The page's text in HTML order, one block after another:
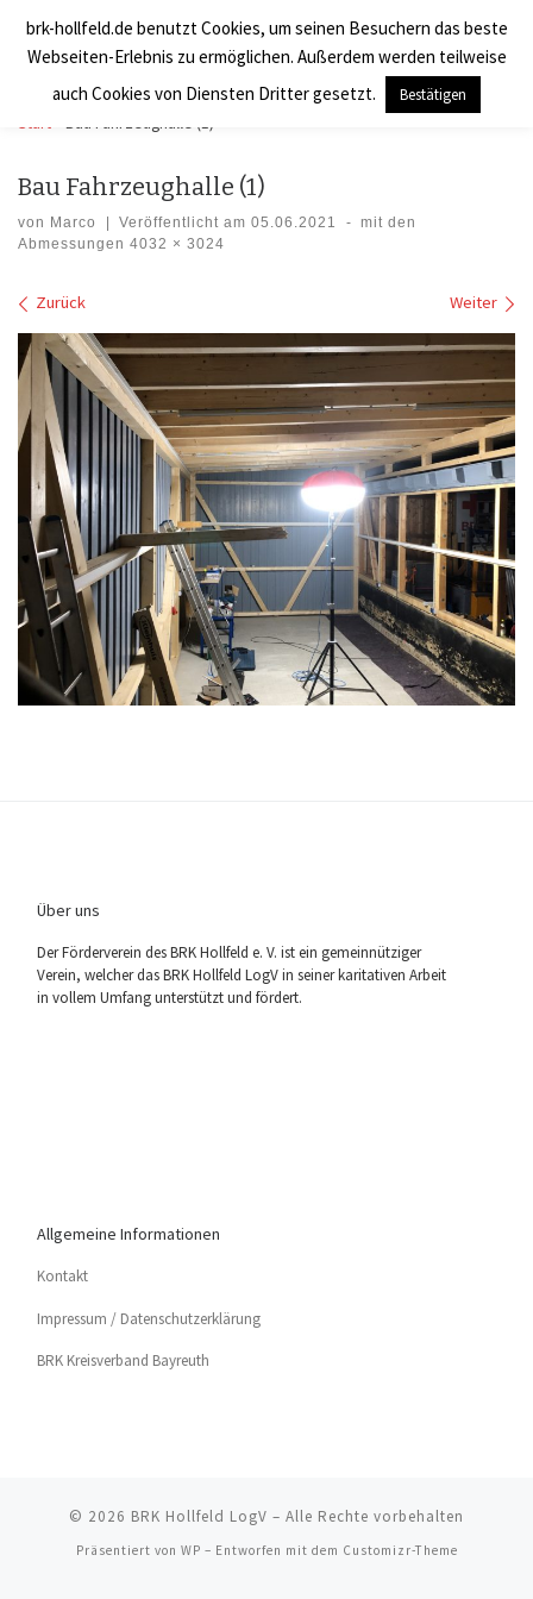
Zum Inhalt springen
BRK Hollfeld LogV
Search
Start Bau Fahrzeughalle (1)
Bau Fahrzeughalle (1)
von Marco Veröffentlicht am05.06.2021 - mit den
Abmessungen 4032 × 3024
Bilder Navigation
Zurück Weiter
Über uns
Der För­der­ver­ein des BRK Holl­feld e. V. ist ein gemein­nüt­zi­ger
Ver­ein, wel­cher das BRK Holl­feld LogV in sei­ner kari­ta­ti­ven Arbeit
in vol­lem Umfang unter­stützt und fördert.
Allgemeine Informationen
Kon­takt
Impres­sum / Datenschutzerklärung
BRK Kreis­ver­band Bayreuth
© 2026 BRK Hollfeld LogV – Alle Rechte vorbehalten
Präsentiert von WP – Entworfen mit dem Customizr-Theme
brk-hollfeld.de benutzt Cookies, um seinen Besuchern das beste
Webseiten-Erlebnis zu ermöglichen. Außerdem werden teilweise
auch Cookies von Diensten Dritter gesetzt.
Bestätigen